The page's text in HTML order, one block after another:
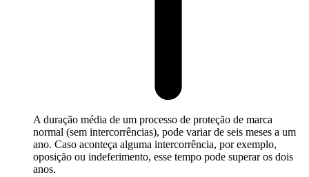
A duração média de um processo de proteção de marca
normal (sem intercorrências), pode variar de seis meses a um
ano. Caso aconteça alguma intercorrência, por exemplo,
oposição ou indeferimento, esse tempo pode superar os dois
anos.